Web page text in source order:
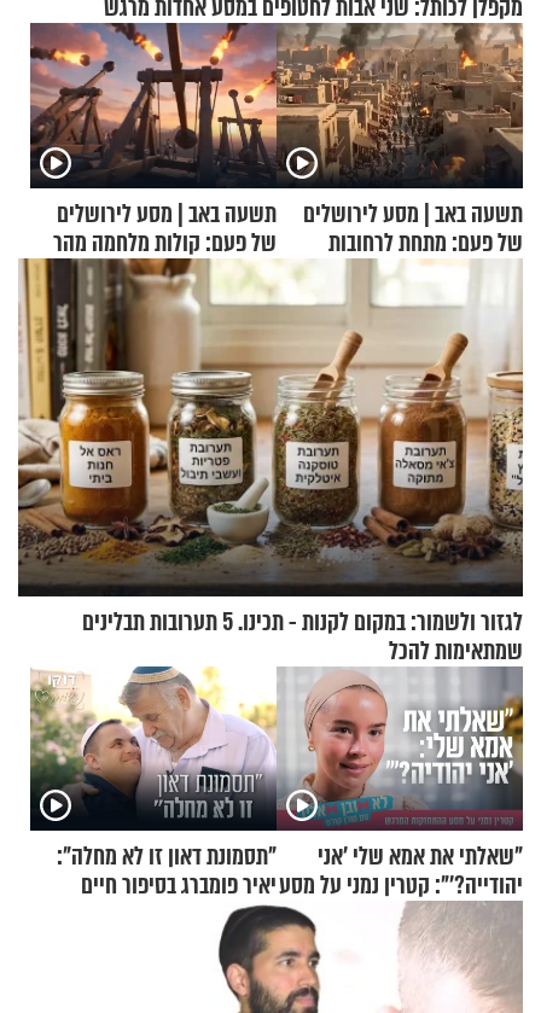
מקפלן לכותל: שני אבות לחטופים במסע אחדות מרגש
תשעה באב | מסע לירושלים
של פעם: מתחת לרחובות
ירושלים
תשעה באב | מסע לירושלים
של פעם: קולות מלחמה מהר
הזיתים
לגזור ולשמור: במקום לקנות - תכינו. 5 תערובות תבלינים
שמתאימות להכל
"שאלתי את אמא שלי 'אני
יהודייה?'": קטרין נמני על מסע
ההתחזקות המרגש
"תסמונת דאון זו לא מחלה":
יאיר פומברג בסיפור חיים
מעורר השראה